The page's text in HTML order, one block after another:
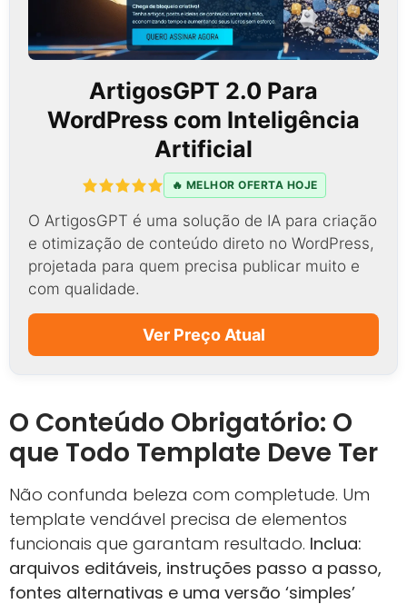
ArtigosGPT 2.0 Para
WordPress com Inteligência
Artificial
🔥 MELHOR OFERTA HOJE
O ArtigosGPT é uma solução de IA para criação
e otimização de conteúdo direto no WordPress,
projetada para quem precisa publicar muito e
com qualidade.
Ver Preço Atual
O Conteúdo Obrigatório: O
que Todo Template Deve Ter
Não confunda beleza com completude. Um
template vendável precisa de elementos
funcionais que garantam resultado. Inclua:
arquivos editáveis, instruções passo a passo,
fontes alternativas e uma versão ‘simples’